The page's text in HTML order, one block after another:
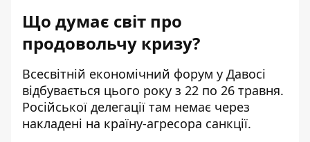
Що думає світ про
продовольчу кризу?
Всесвітній економічний форум у Давосі
відбувається цього року з 22 по 26 травня.
Російської делегації там немає через
накладені на країну-агресора санкції.